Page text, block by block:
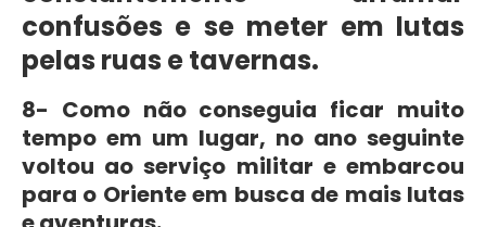
confusões e se meter em lutas
pelas ruas e tavernas.
8- Como não conseguia ficar muito
tempo em um lugar, no ano seguinte
voltou ao serviço militar e embarcou
para o Oriente em busca de mais lutas